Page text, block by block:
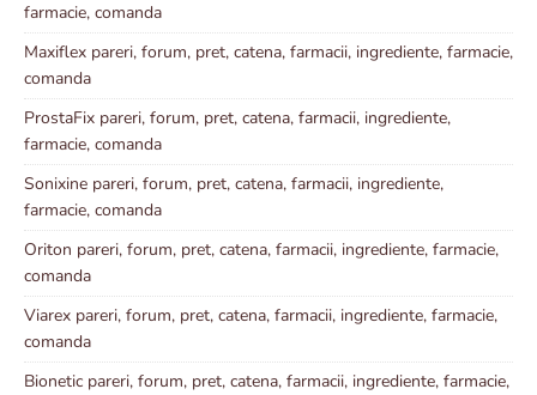
farmacie, comanda
Maxiflex pareri, forum, pret, catena, farmacii, ingrediente, farmacie,
comanda
ProstaFix pareri, forum, pret, catena, farmacii, ingrediente,
farmacie, comanda
Sonixine pareri, forum, pret, catena, farmacii, ingrediente,
farmacie, comanda
Oriton pareri, forum, pret, catena, farmacii, ingrediente, farmacie,
comanda
Viarex pareri, forum, pret, catena, farmacii, ingrediente, farmacie,
comanda
Bionetic pareri, forum, pret, catena, farmacii, ingrediente, farmacie,